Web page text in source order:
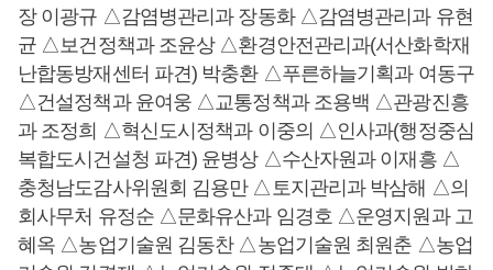
장 이광규 △감염병관리과 장동화 △감염병관리과 유현
균 △보건정책과 조윤상 △환경안전관리과(서산화학재
난합동방재센터 파견) 박충환 △푸른하늘기획과 여동구
△건설정책과 윤여웅 △교통정책과 조용백 △관광진흥
과 조정희 △혁신도시정책과 이중의 △인사과(행정중심
복합도시건설청 파견) 윤병상 △수산자원과 이재흥 △
충청남도감사위원회 김용만 △토지관리과 박삼해 △의
회사무처 유정순 △문화유산과 임경호 △운영지원과 고
혜옥 △농업기술원 김동찬 △농업기술원 최원춘 △농업